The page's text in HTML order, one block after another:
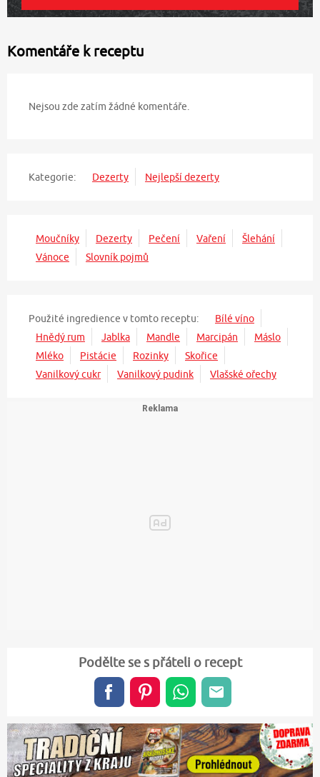
Komentáře k receptu
Nejsou zde zatím žádné komentáře.
Kategorie: Dezerty Nejlepší dezerty
Moučníky Dezerty Pečení Vaření
Šlehání
Vánoce
Slovník pojmů
Použité ingredience v tomto receptu:
Bílé víno
Hnědý rum
Jablka Mandle Marcipán
Máslo
Mléko
Pistácie Rozinky
Skořice
Vanilkový cukr
Vanilkový pudink Vlašské ořechy
Podělte se s přáteli o recept